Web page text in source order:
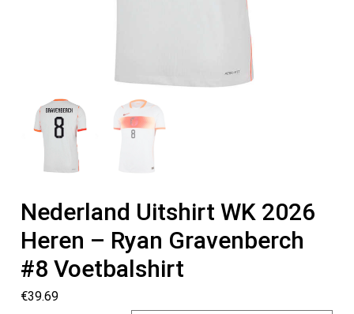
Nederland Uitshirt WK 2026
Heren – Ryan Gravenberch
#8 Voetbalshirt
€39.69